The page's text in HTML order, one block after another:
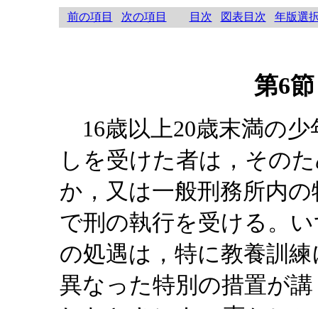
前の項目 次の項目 目次 図表目次 年版選
第6
16歳以上20歳末満の
しを受けた者は，その
か，又は一般刑務所内
で刑の執行を受ける。
の処遇は，特に教養訓
異なった特別の措置が